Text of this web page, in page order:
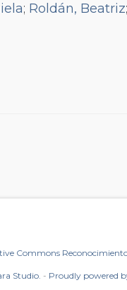
; Roldán, Beatriz;
Commons
Studio. - Proudly powered